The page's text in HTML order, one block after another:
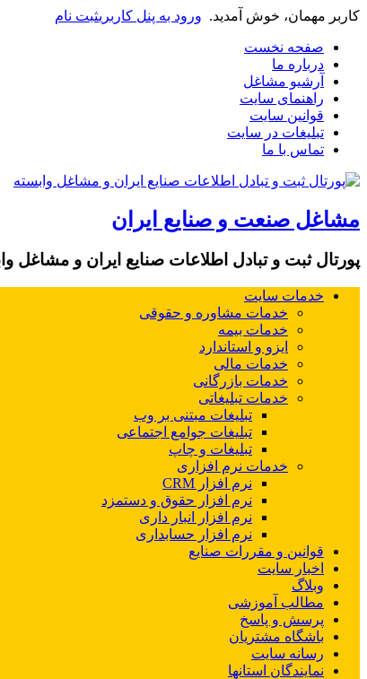
کاربر مهمان، خوش آمدید. ورود به پنل کاربریثبت نام
صفحه نخست
درباره ما
آرشیو مشاغل
راهنمای سایت
قوانین سایت
تبلیغات در سایت
تماس با ما
مشاغل صنعت و صنایع ایران
پورتال ثبت و تبادل اطلاعات صنایع ایران و مشاغل
خدمات سایت
خدمات مشاوره و حقوقی
خدمات بیمه
ایزو و استاندارد
خدمات مالی
خدمات بازرگانی
خدمات تبلیغاتی
تبلیغات مبتنی بر وب
تبلیغات جوامع اجتماعی
تبلیغات و چاپ
خدمات نرم افزاری
نرم افزار CRM
نرم افزار حقوق و دستمزد
نرم افزار انبار داری
نرم افزار حسابداری
قوانین و مقررات صنایع
اخبار سایت
وبلاگ
مطالب آموزشی
پرسش و پاسخ
باشگاه مشتریان
رسانه سایت
نمایندگان استانها